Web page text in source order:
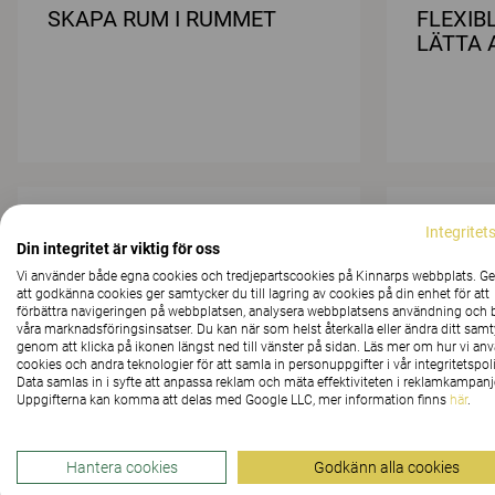
SKAPA RUM I RUMMET
LÄTTA
PRODUKTIVITET
ONE
SKAPA LUGN OCH
HARMONI
SÄNK
HJÄLP
Din integritet är viktig för oss
Vi använder både egna cookies och tredjepartscookies på Kinnarps webbplats.
att godkänna cookies ger samtycker du till lagring av cookies på din enhet för att
förbättra navigeringen på webbplatsen, analysera webbplatsens användning och
våra marknadsföringsinsatser. Du kan när som helst återkalla eller ändra ditt
genom att klicka på ikonen längst ned till vänster på sidan. Läs mer om hur vi
cookies och andra teknologier för att samla in personuppgifter i vår
Data samlas in i syfte att anpassa reklam och mäta effektiviteten i
Uppgifterna kan komma att delas med Google LLC, mer information finns här.
Hantera cookies Godkänn alla cookies